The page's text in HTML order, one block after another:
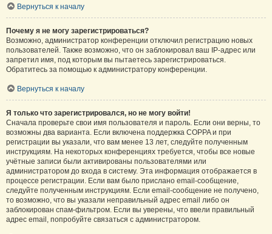
Вернуться к началу
Почему я не могу зарегистрироваться?
Возможно, администратор конференции отключил регистрацию новых
пользователей. Также возможно, что он заблокировал ваш IP-адрес или
запретил имя, под которым вы пытаетесь зарегистрироваться.
Обратитесь за помощью к администратору конференции.
Вернуться к началу
Я только что зарегистрировался, но не могу войти!
Сначала проверьте свои имя пользователя и пароль. Если они верны, то
возможны два варианта. Если включена поддержка COPPA и при
регистрации вы указали, что вам менее 13 лет, следуйте полученным
инструкциям. На некоторых конференциях требуется, чтобы все новые
учётные записи были активированы пользователями или
администратором до входа в систему. Эта информация отображается в
процессе регистрации. Если вам было прислано email-сообщение,
следуйте полученным инструкциям. Если email-сообщение не получено,
то возможно, что вы указали неправильный адрес email либо он
заблокирован спам-фильтром. Если вы уверены, что ввели правильный
адрес email, попробуйте связаться с администратором.